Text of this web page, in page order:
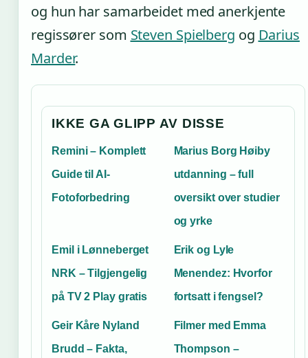
og hun har samarbeidet med anerkjente
regissører som Steven Spielberg og Darius
Marder.
IKKE GA GLIPP AV DISSE
Remini – Komplett
Guide til AI-
Fotoforbedring
Marius Borg Høiby
utdanning – full
oversikt over studier
og yrke
Emil i Lønneberget
NRK – Tilgjengelig
på TV 2 Play gratis
Erik og Lyle
Menendez: Hvorfor
fortsatt i fengsel?
Geir Kåre Nyland
Brudd – Fakta,
Filmer med Emma
Thompson –